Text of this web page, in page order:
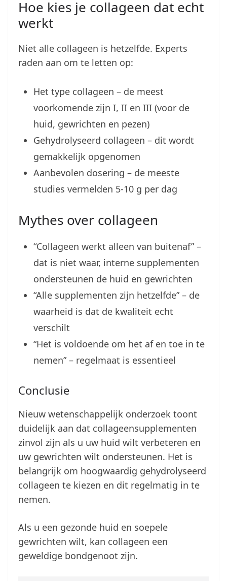
Hoe kies je collageen dat echt
werkt
Niet alle collageen is hetzelfde. Experts
raden aan om te letten op:
Het type collageen – de meest
voorkomende zijn I, II en III (voor de
huid, gewrichten en pezen)
Gehydrolyseerd collageen – dit wordt
gemakkelijk opgenomen
Aanbevolen dosering – de meeste
studies vermelden 5-10 g per dag
Mythes over collageen
“Collageen werkt alleen van buitenaf” –
dat is niet waar, interne supplementen
ondersteunen de huid en gewrichten
“Alle supplementen zijn hetzelfde” – de
waarheid is dat de kwaliteit echt
verschilt
“Het is voldoende om het af en toe in te
nemen” – regelmaat is essentieel
Conclusie
Nieuw wetenschappelijk onderzoek toont
duidelijk aan dat collageensupplementen
zinvol zijn als u uw huid wilt verbeteren en
uw gewrichten wilt ondersteunen. Het is
belangrijk om hoogwaardig gehydrolyseerd
collageen te kiezen en dit regelmatig in te
nemen.
Als u een gezonde huid en soepele
gewrichten wilt, kan collageen een
geweldige bondgenoot zijn.